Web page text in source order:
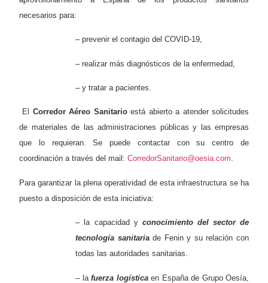
necesarios para:
– prevenir el contagio del COVID-19,
– realizar más diagnósticos de la enfermedad,
– y tratar a pacientes.
El Corredor Aéreo Sanitarioestá abierto a atender solicitudes
de materiales de las administraciones públicas y las empresas
que lo requieran. Se puede contactar con su centro de
coordinación a través del mail: CorredorSanitario@oesia.com.
Para garantizar la plena operatividad de esta infraestructura se ha
puesto a disposición de esta iniciativa:
– la capacidad y conocimiento del sector de
tecnología sanitariade Fenin y su relación con
todas las autoridades sanitarias.
– lafuerza logísticaen España de Grupo Oesía,